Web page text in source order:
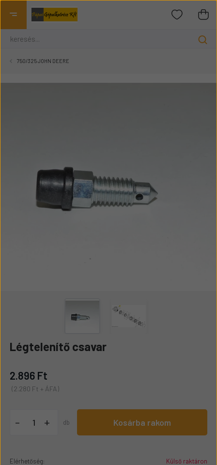
750/325 JOHN DEERE
Légtelenítő csavar
2.896 Ft
(2.280 Ft + ÁFA)
- + db Kosárba rakom
Elérhetőség:
Külső raktáron